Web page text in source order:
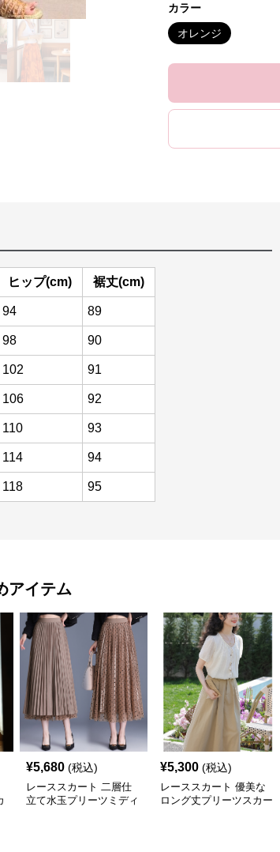
カラー
オレンジ
ヒップ(cm) 裾丈(cm)
94 89
98 90
102 91
106 92
110 93
114 94
118 95
アイテム
¥5,680 (税込)
レーススカート 二層仕
立て水玉プリーツミディ
¥5,300 (税込)
レーススカート 優美な
ロング丈プリーツスカー